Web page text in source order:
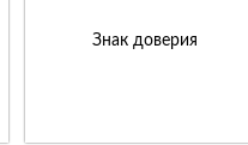
Знак доверия